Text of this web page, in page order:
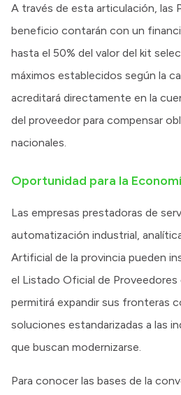
A través de esta articulación, las
beneficio contarán con un
hasta el 50% del valor del kit
máximos establecidos según la
acreditará directamente en la
del proveedor para compensar
nacionales.
Oportunidad para la
Las empresas prestadoras de
automatización industrial,
Artificial de la provincia pueden
el Listado Oficial de
permitirá expandir sus fronteras
soluciones estandarizadas a las
que buscan modernizarse.
Para conocer las bases de la